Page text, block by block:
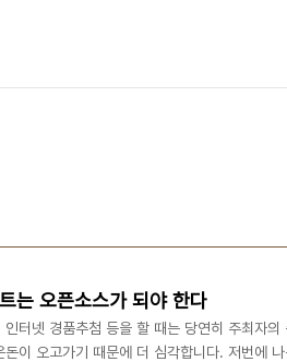
는 오픈소스가 되야 한다
터넷 경품추첨 등을 할 때는 당연히 주최자의
이 오고가기 때문에 더 심각합니다. 저번에